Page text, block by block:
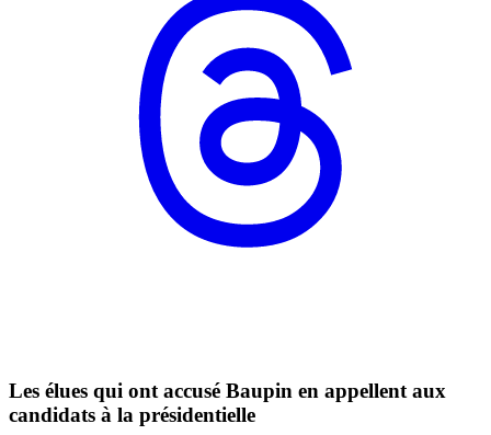
Les élues qui ont accusé Baupin en appellent aux
candidats à la présidentielle